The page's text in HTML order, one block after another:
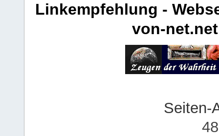
Linkempfehlung -
von-net.net
Seiten-